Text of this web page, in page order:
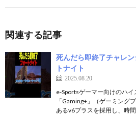
関連する記事
死んだら即終了チャレ
トナイト
2025.08.20
e-Sportsゲーマー向けのハ
「Gaming+」（ゲーミング
あるv6プラスを採用し、時